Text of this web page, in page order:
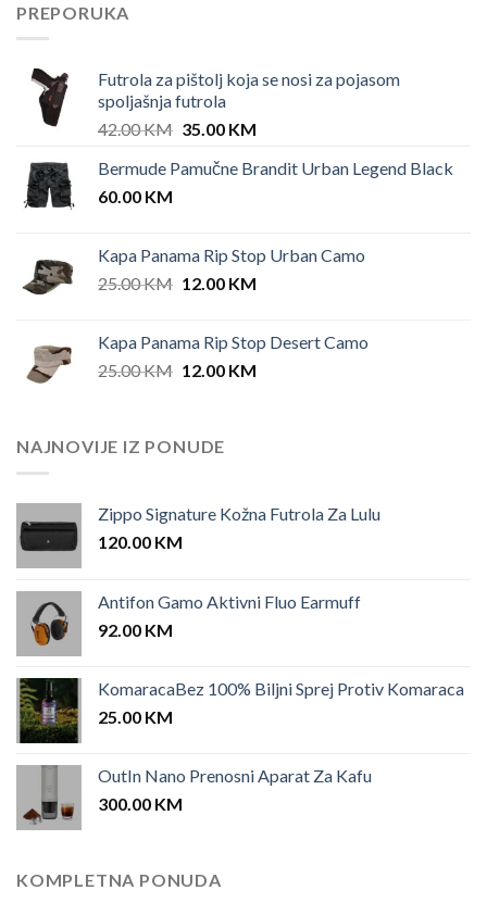
PREPORUKA
Futrola za pištolj koja se nosi za pojasom
spoljašnja futrola
42.00KM Original
was:
35.00 KMCurrent
is:
Bermude Pamučne Brandit Urban Legend Black
60.00 KM
Kapa Panama Rip Stop Urban Camo
25.00KM Original
25.00 KM.
12.00 KMCurrent
12.00 KM.
Kapa Panama Rip Stop Desert Camo
25.00KM Original
25.00 KM.
12.00 KMCurrent
NAJNOVIJE IZ PONUDE
Zippo Signature Kožna Futrola Za Lulu
120.00 KM
Antifon Gamo Aktivni Fluo Earmuff
92.00 KM
KomaracaBez 100% Biljni Sprej Protiv Komaraca
25.00 KM
OutIn Nano Prenosni Aparat Za Kafu
300.00 KM
KOMPLETNA PONUDA